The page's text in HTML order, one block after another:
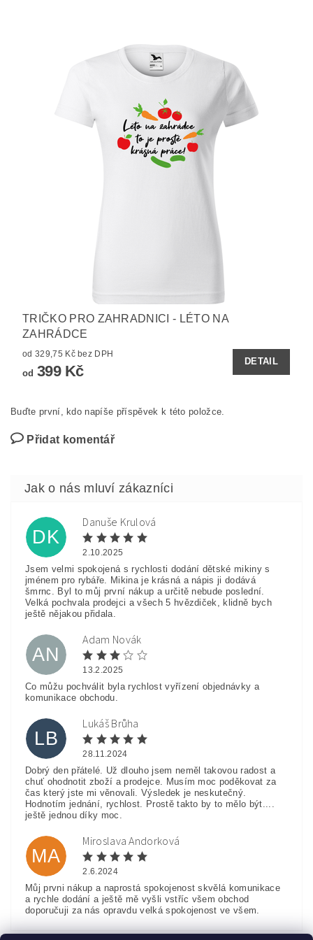
TRIČKO PRO ZAHRADNICI - LÉTO NA
ZAHRÁDCE
od 329,75 Kč bez DPH
od 399 Kč
DETAIL
Buďte první, kdo napíše příspěvek k této položce.
Přidat komentář
DK
Danuše Krulová
2.10.2025
Jsem velmi spokojená s rychlosti dodání dětské mikiny s
jménem pro rybáře. Mikina je krásná a nápis ji dodává
šmrnc. Byl to můj první nákup a určitě nebude poslední.
Velká pochvala prodejci a všech 5 hvězdiček, klidně bych
ještě nějakou přidala.
AN
Adam Novák
13.2.2025
Co můžu pochválit byla rychlost vyřízení objednávky a
komunikace obchodu.
LB
Lukáš Brůha
28.11.2024
Dobrý den přátelé. Už dlouho jsem neměl takovou radost a
chuť ohodnotit zboží a prodejce. Musím moc poděkovat za
čas který jste mi věnovali. Výsledek je neskutečný.
Hodnotím jednání, rychlost. Prostě takto by to mělo být....
ještě jednou díky moc.
MA
Miroslava Andorková
2.6.2024
Můj prvni nákup a naprostá spokojenost skvělá komunikace
a rychle dodání a ještě mě vyšli vstříc všem obchod
doporučuji za nás opravdu velká spokojenost ve všem.